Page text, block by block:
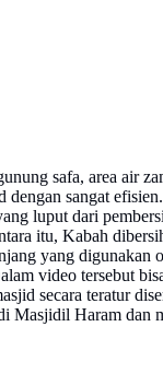
safa, area air
sangat
luput dari
itu, Kabah
yang digunakan
video tersebut
secara teratur
Masjidil Haram dan